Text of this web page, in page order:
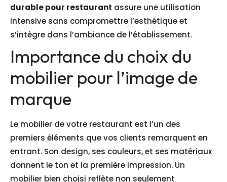
durable pour restaurant assure une utilisation
intensive sans compromettre l’esthétique et
s’intègre dans l’ambiance de l’établissement.
Importance du choix du
mobilier pour l’image de
marque
Le mobilier de votre restaurant est l’un des
premiers éléments que vos clients remarquent en
entrant. Son design, ses couleurs, et ses matériaux
donnent le ton et la première impression. Un
mobilier bien choisi reflète non seulement